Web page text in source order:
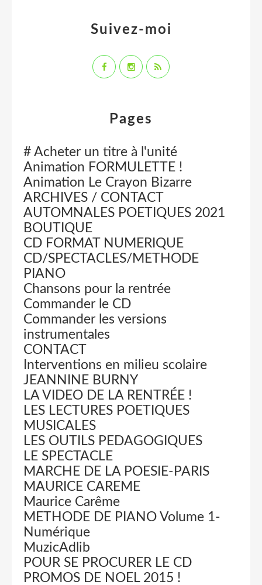
Pages
# Acheter un titre à l'unité
Animation FORMULETTE !
Animation Le Crayon Bizarre
ARCHIVES / CONTACT
AUTOMNALES POETIQUES 2021
BOUTIQUE
CD FORMAT NUMERIQUE
CD/SPECTACLES/METHODE
PIANO
Chansons pour la rentrée
Commander le CD
Commander les versions
instrumentales
CONTACT
Interventions en milieu scolaire
JEANNINE BURNY
LA VIDEO DE LA RENTRÉE !
LES LECTURES POETIQUES
MUSICALES
LES OUTILS PEDAGOGIQUES
LE SPECTACLE
MARCHE DE LA POESIE-PARIS
MAURICE CAREME
Maurice Carême
METHODE DE PIANO Volume 1-
Numérique
MuzicAdlib
POUR SE PROCURER LE CD
PROMOS DE NOEL 2015 !
Suivez-moi